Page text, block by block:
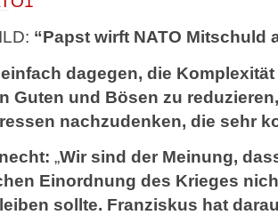
“Papst wirft NATO Mitschuld
dagegen, die
Guten und Bösen zu
nachzudenken, die sehr
„Wir sind der Meinung,
Einordnung des Krieges
sollte. Franziskus hat